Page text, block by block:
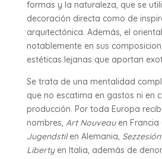
formas y la naturaleza, que se
decoración directa como de
arquitectónica. Además, el
notablemente en sus
estéticas lejanas que aportan
Se trata de una mentalidad
que no escatima en gastos ni en
producción. Por toda Europa
nombres, Art Nouveauen Francia
Jugendstilen Alemania, Sezzesión
Libertyen Italia, además de